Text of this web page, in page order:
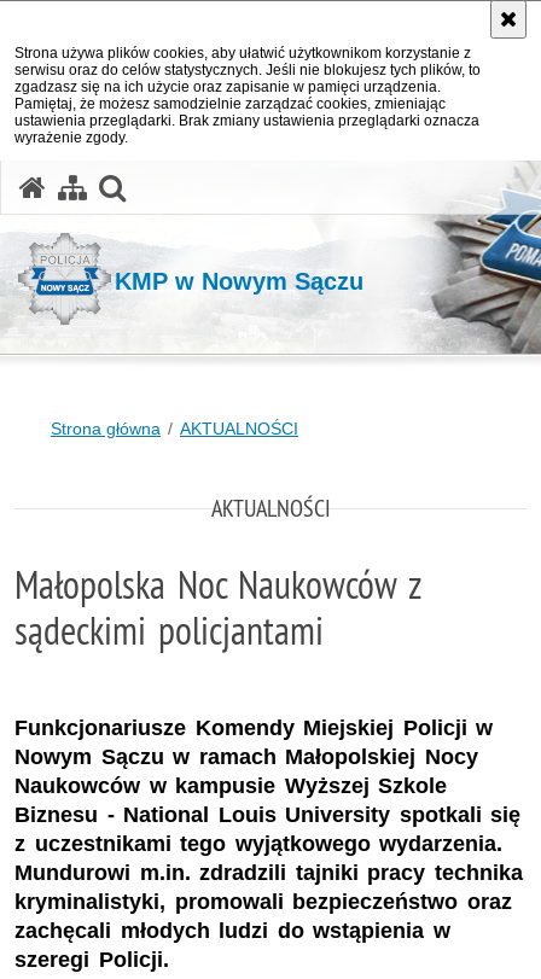
Strona używa plików cookies, aby ułatwić użytkownikom korzystanie z
serwisu oraz do celów statystycznych. Jeśli nie blokujesz tych plików, to
zgadzasz się na ich użycie oraz zapisanie w pamięci urządzenia.
Pamiętaj, że możesz samodzielnie zarządzać cookies, zmieniając
ustawienia przeglądarki. Brak zmiany ustawienia przeglądarki oznacza
wyrażenie zgody.
KMP w Nowym Sączu
Strona główna AKTUALNOŚCI
AKTUALNOŚCI
Małopolska Noc Naukowców z
sądeckimi policjantami
Funkcjonariusze Komendy Miejskiej Policji w
Nowym Sączu w ramach Małopolskiej Nocy
Naukowców w kampusie Wyższej Szkole
Biznesu - National Louis University spotkali się
z uczestnikami tego wyjątkowego wydarzenia.
Mundurowi m.in. zdradzili tajniki pracy technika
kryminalistyki, promowali bezpieczeństwo oraz
zachęcali młodych ludzi do wstąpienia w
szeregi Policji.